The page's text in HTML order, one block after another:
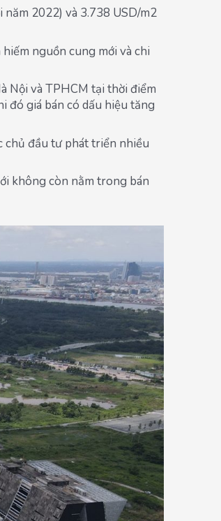
2022) và 3.738 USD/m2
nguồn cung mới và chi
Nội và TPHCM tại thời điểm
đó giá bán có dấu hiệu tăng
chủ đầu tư phát triển nhiều
không còn nằm trong bán